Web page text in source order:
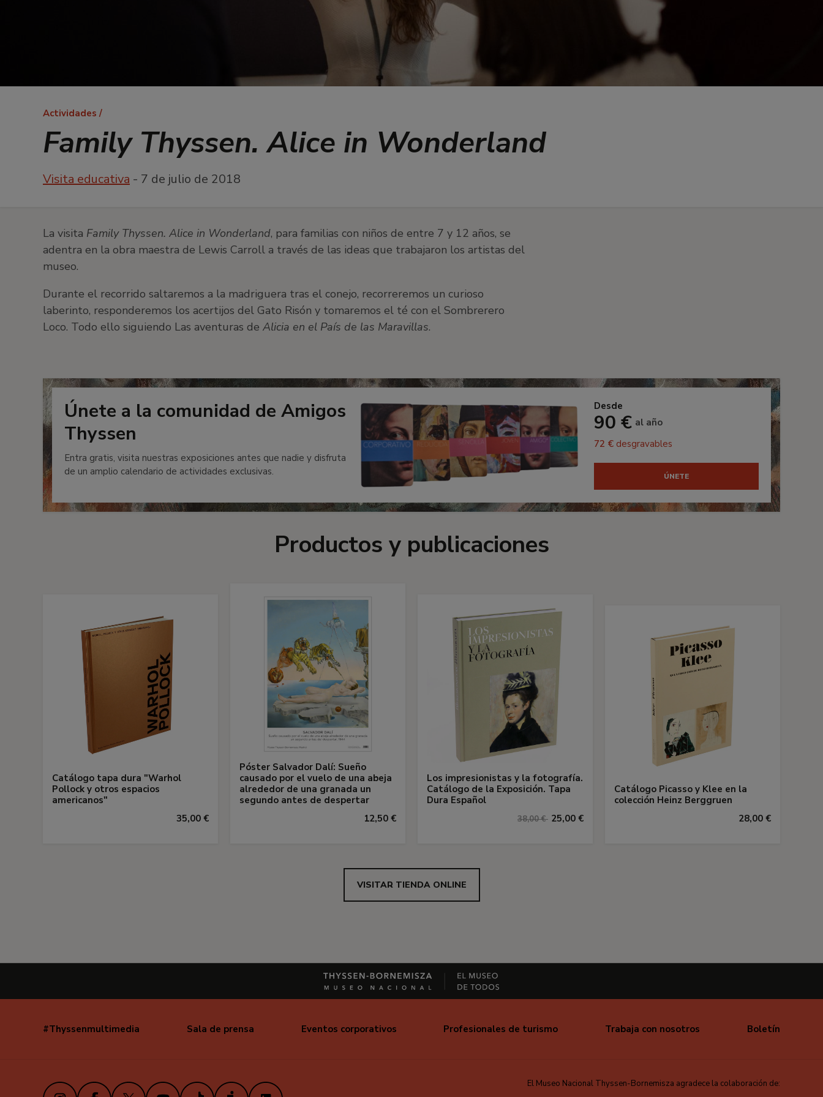
Ruta
de
navegación
Actividades
Family Thyssen. Alice in Wonderland
Visita educativa - 7 de julio de 2018
La visita Family Thyssen. Alice in Wonderland, para familias con niños de entre 7 y 12 años, se
adentra en la obra maestra de Lewis Carroll a través de las ideas que trabajaron los artistas del
museo.
Durante el recorrido saltaremos a la madriguera tras el conejo, recorreremos un curioso
laberinto, responderemos los acertijos del Gato Risón y tomaremos el té con el Sombrerero
Loco. Todo ello siguiendo Las aventuras de Alicia en el País de las Maravillas.
Únete a la comunidad de Amigos
Thyssen
Entra gratis, visita nuestras exposiciones antes que nadie y disfruta
de un amplio calendario de actividades exclusivas.
Desde
90 € al año
72 € desgravables
ÚNETE
Productos y publicaciones
Catálogo tapa dura "Warhol
Pollock y otros espacios
americanos"
35,00 €
Póster Salvador Dalí: Sueño
causado por el vuelo de una abeja
alrededor de una granada un
segundo antes de despertar
12,50 €
Los impresionistas y la fotografía.
Catálogo de la Exposición. Tapa
Dura Español
38,00 € 25,00 €
Catálogo Picasso y Klee en la
colección Heinz Berggruen
28,00 €
VISITAR TIENDA ONLINE
Navegación
#Thyssenmultimedia Sala de prensa Eventos corporativos Profesionales de turismo Trabaja con nosotros Boletín
InstagramFacebook
X YoutubeTikTokiVoox LinkedIn El Museo Nacional Thyssen-Bornemisza agradece la colaboración de: